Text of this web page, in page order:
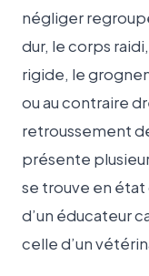
négliger
dur, le corps
rigide, le
ou au contraire
retroussement
présente
se trouve en
d’un éducateur
celle d’un